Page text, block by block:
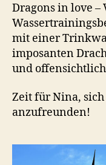
Dragons in love –
mit einer
imposanten
und
Zeit für Nina,
anzufreunden!